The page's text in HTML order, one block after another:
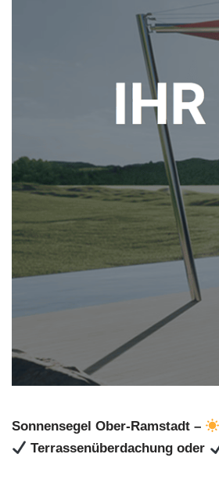
Sonnensegel Ober-Ramstadt –
Terrassenüberdachung oder